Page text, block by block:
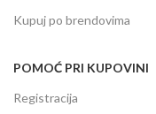
Kupuj po brendovima
POMOĆ PRI KUPOVINI
Registracija